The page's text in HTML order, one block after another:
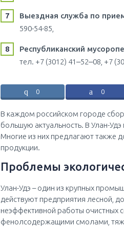
Выездная служба по
590-54-85,
Республиканский
тел. +7 (3012) 41‒52‒08, +7
0 0
В каждом российском городе
большую актуальность. В Улан-
Многие из них предлагают также
продукции.
Проблемы
Улан-Удэ – один из крупных
действуют предприятия лесной,
неэффективной работы очистных
фенолсодержащими смолами,